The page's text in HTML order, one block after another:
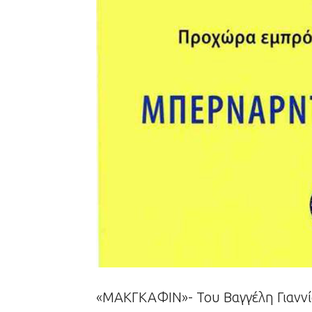
«ΜΑΚΓΚΑΦΙΝ»- Του Βαγγέλη